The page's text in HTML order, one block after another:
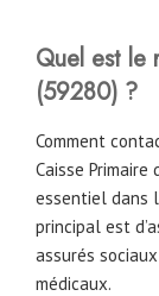
Quel est le
(59280) ?
Comment
Caisse Primaire
essentiel dans
principal est
assurés
médicaux.